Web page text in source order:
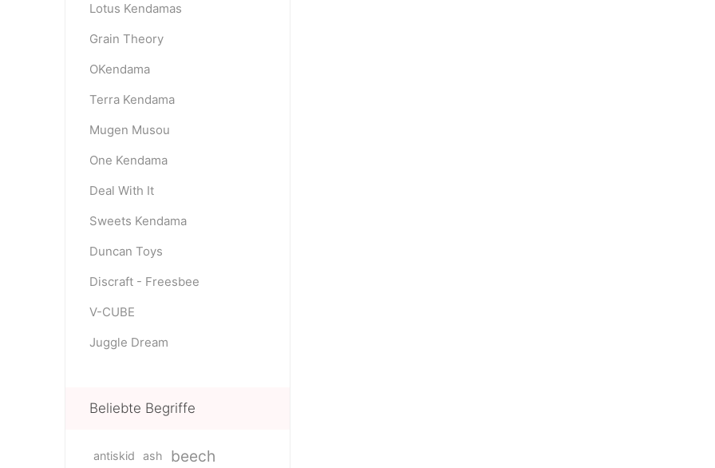
Lotus Kendamas
Grain Theory
OKendama
Terra Kendama
Mugen Musou
One Kendama
Deal With It
Sweets Kendama
Duncan Toys
Discraft - Freesbee
V-CUBE
Juggle Dream
Beliebte Begriffe
antiskid ash beech